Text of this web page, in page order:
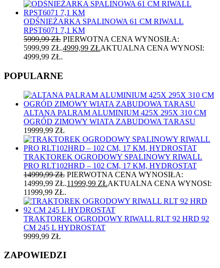
ODŚNIEŻARKA SPALINOWA 61 CM RIWALL
RPST6071 7,1 KM
5999,99ZŁ PIERWOTNA CENA WYNOSIŁA:
5999,99 ZŁ.4999,99 ZŁAKTUALNA CENA WYNOSI:
4999,99 ZŁ.
POPULARNE
ALTANA PALRAM ALUMINIUM 425X 295X 310 CM
OGRÓD ZIMOWY WIATA ZABUDOWA TARASU
19999,99 ZŁ
TRAKTOREK OGRODOWY SPALINOWY RIWALL
PRO RLT102HRD – 102 CM, 17 KM, HYDROSTAT
14999,99ZŁ PIERWOTNA CENA WYNOSIŁA:
14999,99 ZŁ.11999,99 ZŁAKTUALNA CENA WYNOSI:
11999,99 ZŁ.
TRAKTOREK OGRODOWY RIWALL RLT 92 HRD 92
CM 245 L HYDROSTAT
9999,99 ZŁ
ZAPOWIEDZI